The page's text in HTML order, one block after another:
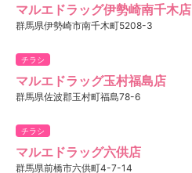
マルエドラッグ伊勢崎南千木店
群馬県伊勢崎市南千木町5208-3
チラシ
マルエドラッグ玉村福島店
群馬県佐波郡玉村町福島78-6
チラシ
マルエドラッグ六供店
群馬県前橋市六供町4-7-14